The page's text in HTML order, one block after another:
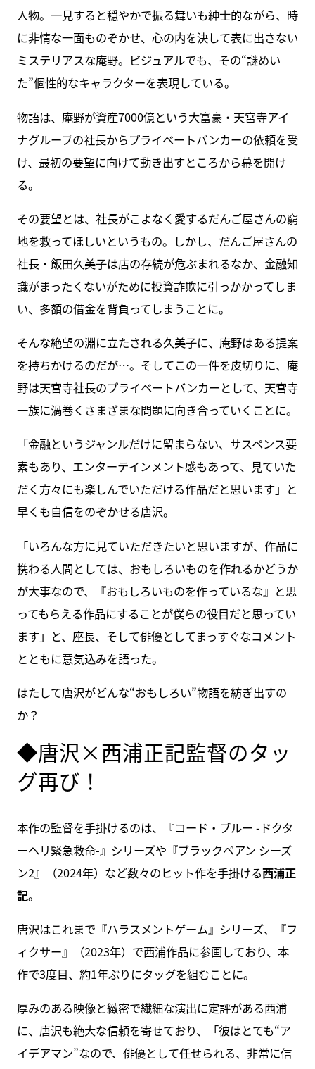
人物。一見すると穏やかで振る舞いも紳士的ながら、時
に非情な一面ものぞかせ、心の内を決して表に出さない
ミステリアスな庵野。ビジュアルでも、その“謎めい
た”個性的なキャラクターを表現している。
物語は、庵野が資産7000億という大富豪・天宮寺アイ
ナグループの社長からプライベートバンカーの依頼を受
け、最初の要望に向けて動き出すところから幕を開け
る。
その要望とは、社長がこよなく愛するだんご屋さんの窮
地を救ってほしいというもの。しかし、だんご屋さんの
社長・飯田久美子は店の存続が危ぶまれるなか、金融知
識がまったくないがために投資詐欺に引っかかってしま
い、多額の借金を背負ってしまうことに。
そんな絶望の淵に立たされる久美子に、庵野はある提案
を持ちかけるのだが…。そしてこの一件を皮切りに、庵
野は天宮寺社長のプライベートバンカーとして、天宮寺
一族に渦巻くさまざまな問題に向き合っていくことに。
「金融というジャンルだけに留まらない、サスペンス要
素もあり、エンターテインメント感もあって、見ていた
だく方々にも楽しんでいただける作品だと思います」と
早くも自信をのぞかせる唐沢。
「いろんな方に見ていただきたいと思いますが、作品に
携わる人間としては、おもしろいものを作れるかどうか
が大事なので、『おもしろいものを作っているな』と思
ってもらえる作品にすることが僕らの役目だと思ってい
ます」と、座長、そして俳優としてまっすぐなコメント
とともに意気込みを語った。
はたして唐沢がどんな“おもしろい”物語を紡ぎ出すの
か？
◆唐沢×西浦正記監督のタッ
グ再び！
本作の監督を手掛けるのは、『コード・ブルー -ドクタ
ーヘリ緊急救命-』シリーズや『ブラックペアン シーズ
ン2』（2024年）など数々のヒット作を手掛ける西浦正
記。
唐沢はこれまで『ハラスメントゲーム』シリーズ、『フ
ィクサー』（2023年）で西浦作品に参画しており、本
作で3度目、約1年ぶりにタッグを組むことに。
厚みのある映像と緻密で繊細な演出に定評がある西浦
に、唐沢も絶大な信頼を寄せており、「彼はとても“ア
イデアマン”なので、俳優として任せられる、非常に信